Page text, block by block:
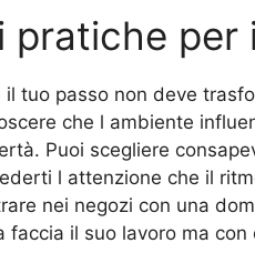
pratiche per
tuo passo non deve
che l ambiente
Puoi scegliere
l attenzione che il
nei negozi con una
faccia il suo lavoro ma con